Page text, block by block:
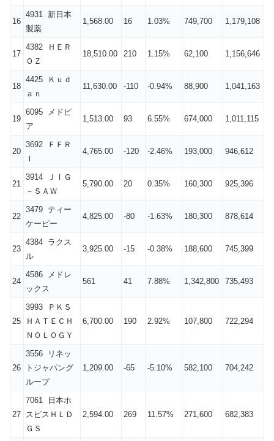
16
4931 新日本
製薬
1,568.00 16 1.03% 749,700 1,179,108
17
4382 ＨＥＲ
ＯＺ
18,510.00 210 1.15% 62,100 1,156,646
18
4425 Ｋｕｄ
ａｎ
11,630.00 -110 -0.94% 88,900 1,041,163
19
6095 メドピ
ア
1,513.00 93 6.55% 674,000 1,011,115
20
3692 ＦＦＲ
Ｉ
4,765.00 -120 -2.46% 193,000 946,612
21
3914 ＪＩＧ
－ＳＡＷ
5,790.00 20 0.35% 160,300 925,396
22
3479 ティー
ケーピー
4,825.00 -80 -1.63% 180,300 878,614
23
4384 ラクス
ル
3,925.00 -15 -0.38% 188,600 745,399
24
4586 メドレ
ックス
561 41 7.88% 1,342,800 735,493
25
3993 ＰＫＳ
ＨＡＴＥＣＨ
ＮＯＬＯＧＹ
6,700.00 190 2.92% 107,800 722,294
26
3556 リネッ
トジャパング
ループ
1,209.00 -65 -5.10% 582,100 704,242
27
7061 日本ホ
スピスＨＬＤ
ＧＳ
2,594.00 269 11.57% 271,600 682,383